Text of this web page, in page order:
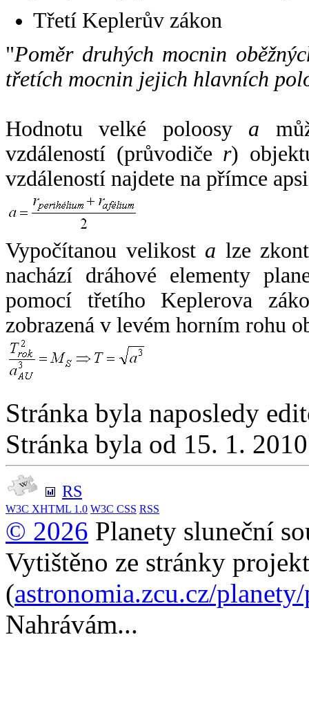
Třetí Keplerův zákon
"Poměr druhých mocnin
třetích mocnin jejich hlavních
Hodnotu velké poloosy a
vzdáleností (průvodiče r)
vzdáleností najdete na přímce
Vypočítanou velikost a lze
nachází dráhové elementy
pomocí třetího Keplerova
zobrazená v levém horním rohu
Stránka byla naposledy
Stránka byla od 15. 1.
RS
W3C XHTML 1.0 W3C CSS RSS
© 2026 Planety sluneční
Vytištěno ze stránky
(astronomia.zcu.cz/
Nahrávám...